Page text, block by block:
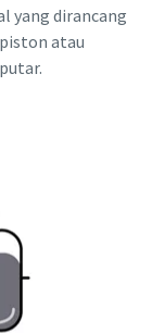
yang dirancang
atau